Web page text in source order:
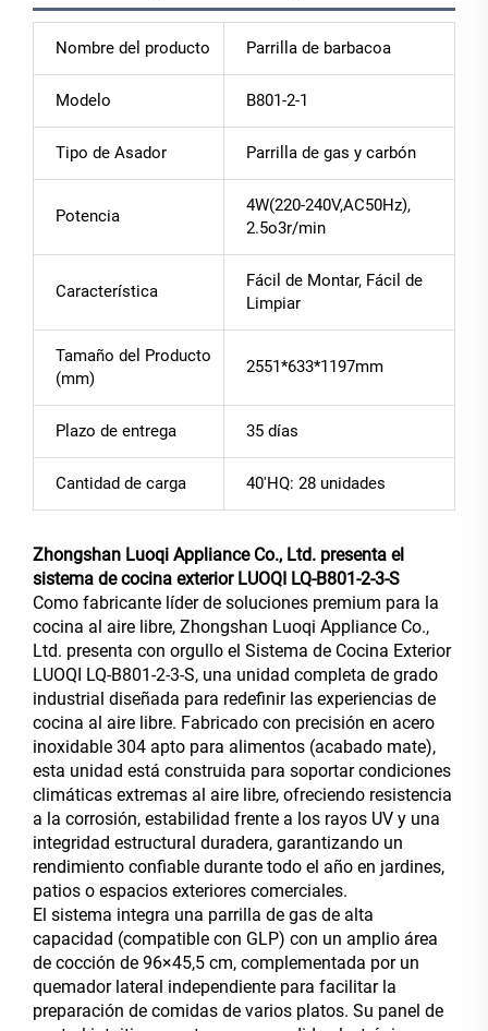
Nombre del producto Parrilla de barbacoa
Modelo B801-2-1
Tipo de Asador Parrilla de gas y carbón
Potencia
4W(220-240V,AC50Hz),
2.5o3r/min
Característica
Fácil de Montar, Fácil de
Limpiar
Tamaño del Producto
(mm)
2551*633*1197mm
Plazo de entrega 35 días
Cantidad de carga 40'HQ: 28 unidades
Zhongshan Luoqi Appliance Co., Ltd. presenta el
sistema de cocina exterior LUOQI LQ-B801-2-3-S
Como fabricante líder de soluciones premium para la
cocina al aire libre, Zhongshan Luoqi Appliance Co.,
Ltd. presenta con orgullo el Sistema de Cocina Exterior
LUOQI LQ-B801-2-3-S, una unidad completa de grado
industrial diseñada para redefinir las experiencias de
cocina al aire libre. Fabricado con precisión en acero
inoxidable 304 apto para alimentos (acabado mate),
esta unidad está construida para soportar condiciones
climáticas extremas al aire libre, ofreciendo resistencia
a la corrosión, estabilidad frente a los rayos UV y una
integridad estructural duradera, garantizando un
rendimiento confiable durante todo el año en jardines,
patios o espacios exteriores comerciales.
El sistema integra una parrilla de gas de alta
capacidad (compatible con GLP) con un amplio área
de cocción de 96×45,5 cm, complementada por un
quemador lateral independiente para facilitar la
preparación de comidas de varios platos. Su panel de